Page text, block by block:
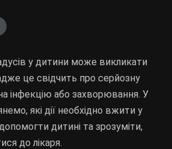
у дитини може викликати
це свідчить про серйозну
інфекцію або захворювання. У
які дії необхідно вжити у
дитині та зрозуміти,
до лікаря.